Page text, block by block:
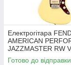
Електрогітара
AMERICAN
JAZZMASTER RW
WHITE
Готово до відправки